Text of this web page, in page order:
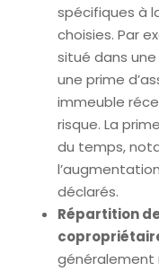
spécifiques à
choisies. Par
situé dans
une prime
immeuble
risque. La
du temps,
déclarés.
Répartition
généralement